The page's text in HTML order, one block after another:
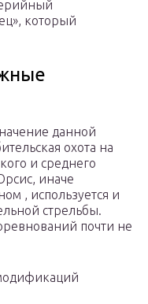
который
данной
охота на
и среднего
иначе
, используется и
стрельбы.
почти не